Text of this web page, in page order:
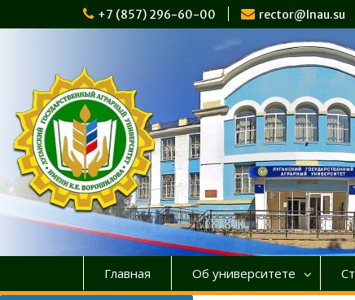
к
+7 (857) 296-60-00 rector@lnau.su
Главная Об университете